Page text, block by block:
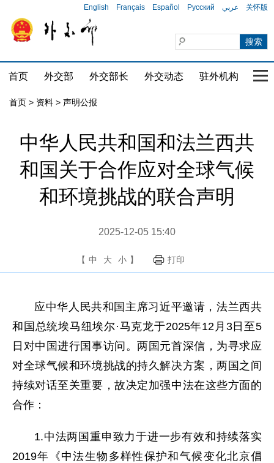
English Français Español Русский عربي 关怀版
首页 外交部 外交部长 外交动态 驻外机构 国
首页 > 资料 > 声明公报
中华人民共和国和法兰西共
和国关于合作应对全球气候
和环境挑战的联合声明
2025-12-05 15:40
【 中 大 小 】 打印
应中华人民共和国主席习近平邀请，法兰西共
和国总统埃马纽埃尔·马克龙于2025年12月3日至5
日对中国进行国事访问。两国元首深信，为寻求应
对全球气候和环境挑战的持久解决方案，两国之间
持续对话至关重要，故决定加强中法在这些方面的
合作：
1.中法两国重申致力于进一步有效和持续落实
2019年《中法生物多样性保护和气候变化北京倡